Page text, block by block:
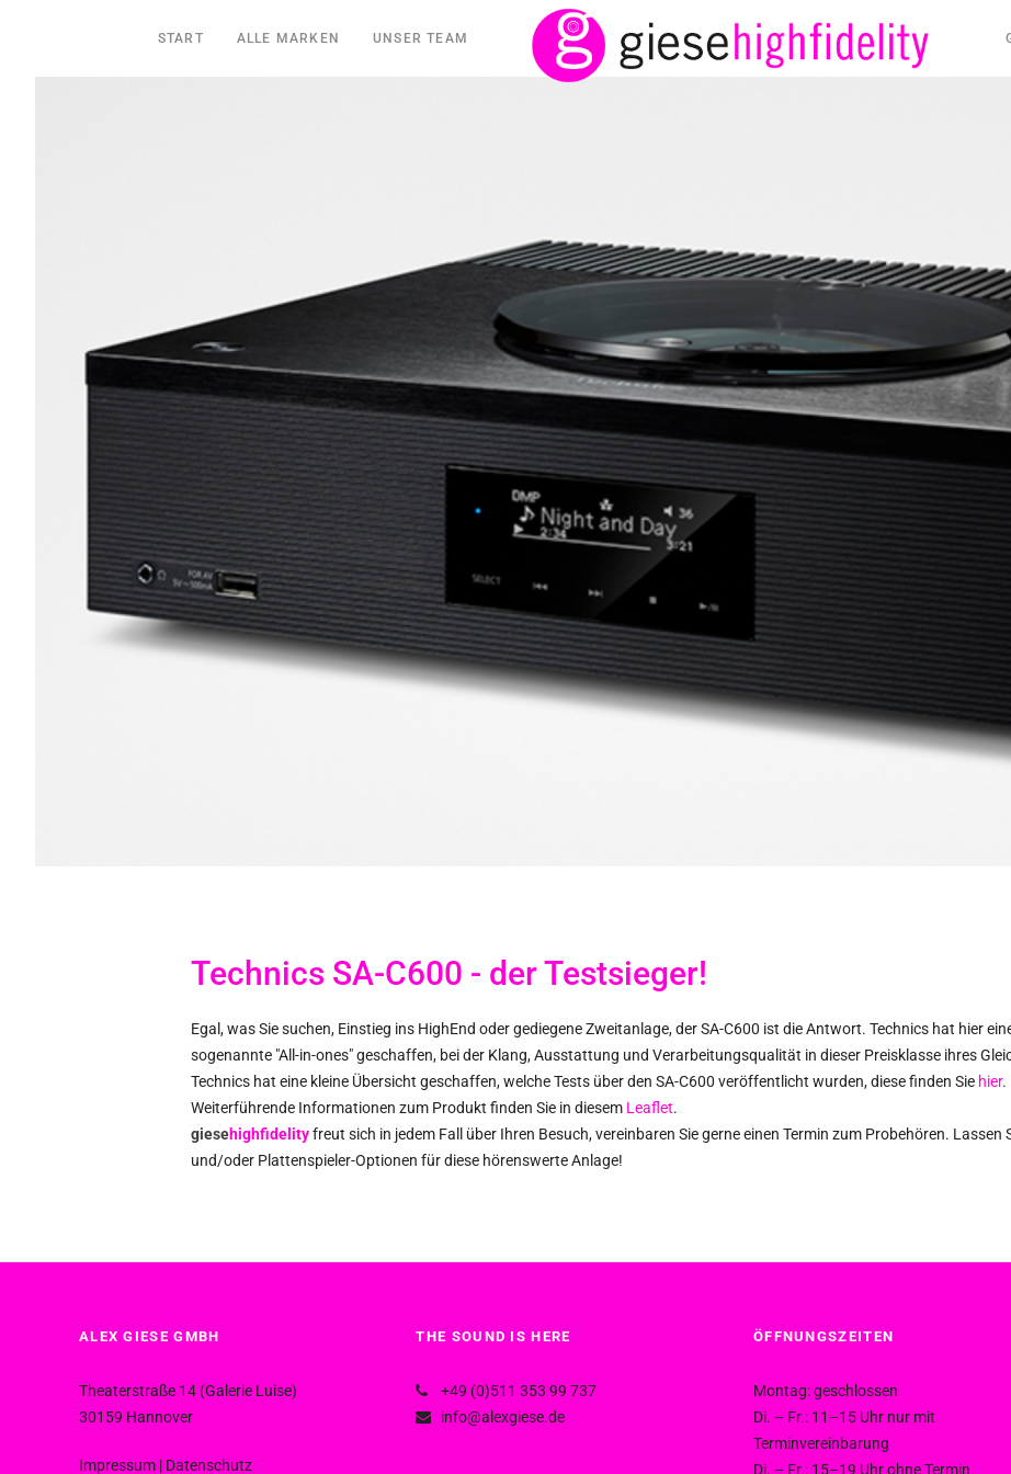
START ALLE MARKEN UNSER TEAM
Technics SA-C600 - der Testsieger!
Egal, was Sie suchen, Einstieg ins HighEnd oder gediegene Zweitanlage, der SA-C600 ist die Antwort. Technics hat hier
sogenannte "All-in-ones" geschaffen, bei der Klang, Ausstattung und Verarbeitungsqualität in dieser Preisklasse ihres
Technics hat eine kleine Übersicht geschaffen, welche Tests über den SA-C600 veröffentlicht wurden, diese finden Sie hier.
Weiterführende Informationen zum Produkt finden Sie in diesem Leaflet.
giesehighfidelityfreut sich in jedem Fall über Ihren Besuch, vereinbaren Sie gerne einen Termin zum Probehören.
und/oder Plattenspieler-Optionen für diese hörenswerte Anlage!
ALEX GIESE GMBH
Theaterstraße 14 (Galerie Luise)
30159 Hannover
Impressum| Datenschutz
THE SOUND IS HERE
+49 (0)511 353 99 737
info@alexgiese.de
ÖFFNUNGSZEITEN
Montag: geschlossen
Di. – Fr.: 11–15 Uhr nur mit
Terminvereinbarung
Di. – Fr.: 15–19 Uhr ohne Termin